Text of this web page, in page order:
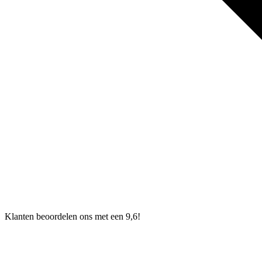
Klanten beoordelen ons met een 9,6!